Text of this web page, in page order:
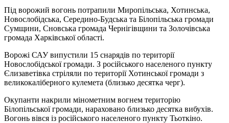
Під ворожий вогонь потрапили Миропільська, Хотинська,
Новослобідська, Середино-Будська та Білопільська громади
Сумщини, Сновська громада Чернігівщини та Золочівська
громада Харківської області.
Ворожі САУ випустили 15 снарядів по території
Новослобідської громади. З російського населеного пункту
Єлизаветівка стріляли по території Хотинської громади з
великокаліберного кулемета (близько десятка черг).
Окупанти накрили мінометним вогнем територію
Білопільської громади, нараховано близько десятка вибухів.
Вогонь вівся із російського населеного пункту Тьоткіно.